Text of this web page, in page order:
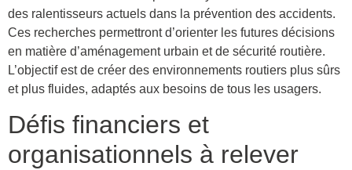
des ralentisseurs actuels dans la prévention des accidents.
Ces recherches permettront d’orienter les futures décisions
en matière d’aménagement urbain et de sécurité routière.
L’objectif est de créer des environnements routiers plus sûrs
et plus fluides, adaptés aux besoins de tous les usagers.
Défis financiers et
organisationnels à relever